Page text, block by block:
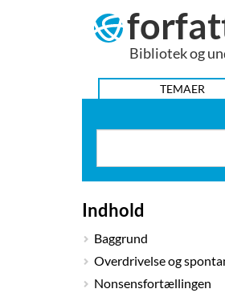
Bibliotek og
HOVEDMENU
TEMAER
Indhold
Baggrund
Overdrivelse og
Nonsensfortællingen